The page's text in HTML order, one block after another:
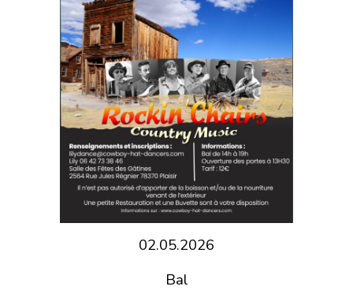
02.05.2026
Bal